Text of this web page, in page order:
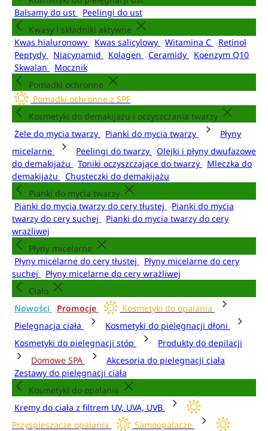
Balsamy do ust
Peelingi do ust
Kwasy i składniki aktywne
Kwas hialuronowy
Kwas salicylowy Witamina C
Retinol
Peptydy
Niacynamid Kolagen Ceramidy
Koenzym Q10
Skwalan
Mocznik
Pomadki ochronne
Pomadki ochronne z SPF
Kosmetyki do demakijażu i oczyszczania twarzy
Żele do mycia twarzy
Pianki do mycia twarzy
Płyny
micelarne
Peelingi do twarzy
Olejki i płyny dwufazowe
do demakijażu
Toniki oczyszczające do twarzy
Mleczka do
demakijażu
Chusteczki do demakijażu
Pianki do mycia twarzy
Pianki do mycia twarzy do cery tłustej
Pianki do mycia
twarzy do cery suchej
Pianki do mycia twarzy do cery
wrażliwej
Płyny micelarne
Płyny micelarne do cery tłustej
Płyny micelarne do cery
suchej
Płyny micelarne do cery wrażliwej
Ciało
Nowości
Promocje
Kosmetyki do opalania
Pielęgnacja ciała
Kosmetyki do pielęgnacji dłoni
Kosmetyki do pielęgnacji stóp
Produkty do depilacji
Domowe SPA
Akcesoria do pielęgnacji ciała
Zestawy do pielęgnacji ciała
Kosmetyki do opalania
Kremy do ciała z filtrem UV, UVA, UVB
Przyspieszacze opalania
Samoopalacze